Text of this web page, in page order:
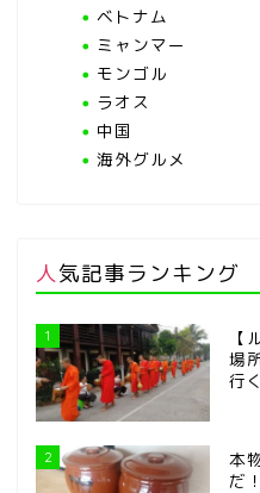
ベトナム
ミャンマー
モンゴル
ラオス
中国
海外グルメ
人気記事ランキング
1
【
場
行
2
本
だ！